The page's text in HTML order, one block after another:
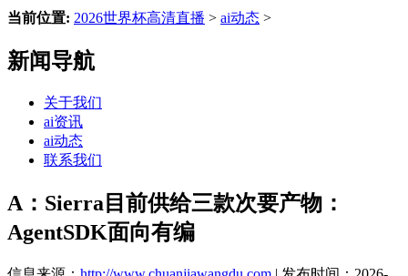
当前位置: 2026世界杯高清直播 > ai动态 >
新闻导航
关于我们
ai资讯
ai动态
联系我们
A：Sierra目前供给三款次要产物：
AgentSDK面向有编